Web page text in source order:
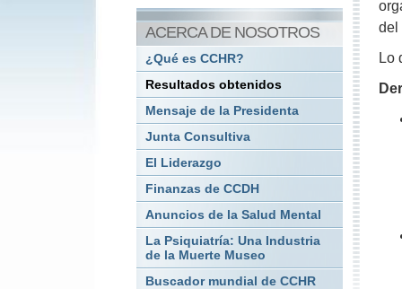
del
Lo
ACERCA DE NOSOTROS
¿Qué es CCHR?
Resultados obtenidos
Mensaje de la Presidenta
Junta Consultiva
El Liderazgo
Finanzas de CCDH
Anuncios de la Salud Mental
La Psiquiatría: Una Industria
de la Muerte Museo
Buscador mundial de CCHR